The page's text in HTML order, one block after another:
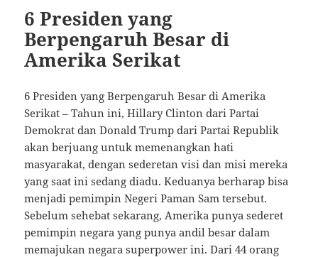
6 Presiden yang
Berpengaruh Besar di
Amerika Serikat
6 Presiden yang Berpengaruh Besar di Amerika
Serikat – Tahun ini, Hillary Clinton dari Partai
Demokrat dan Donald Trump dari Partai Republik
akan berjuang untuk memenangkan hati
masyarakat, dengan sederetan visi dan misi mereka
yang saat ini sedang diadu. Keduanya berharap bisa
menjadi pemimpin Negeri Paman Sam tersebut.
Sebelum sehebat sekarang, Amerika punya sederet
pemimpin negara yang punya andil besar dalam
memajukan negara superpower ini. Dari 44 orang